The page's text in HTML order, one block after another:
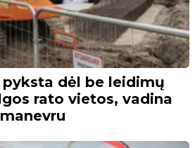
dėl be leidimų
rato vietos, vadina